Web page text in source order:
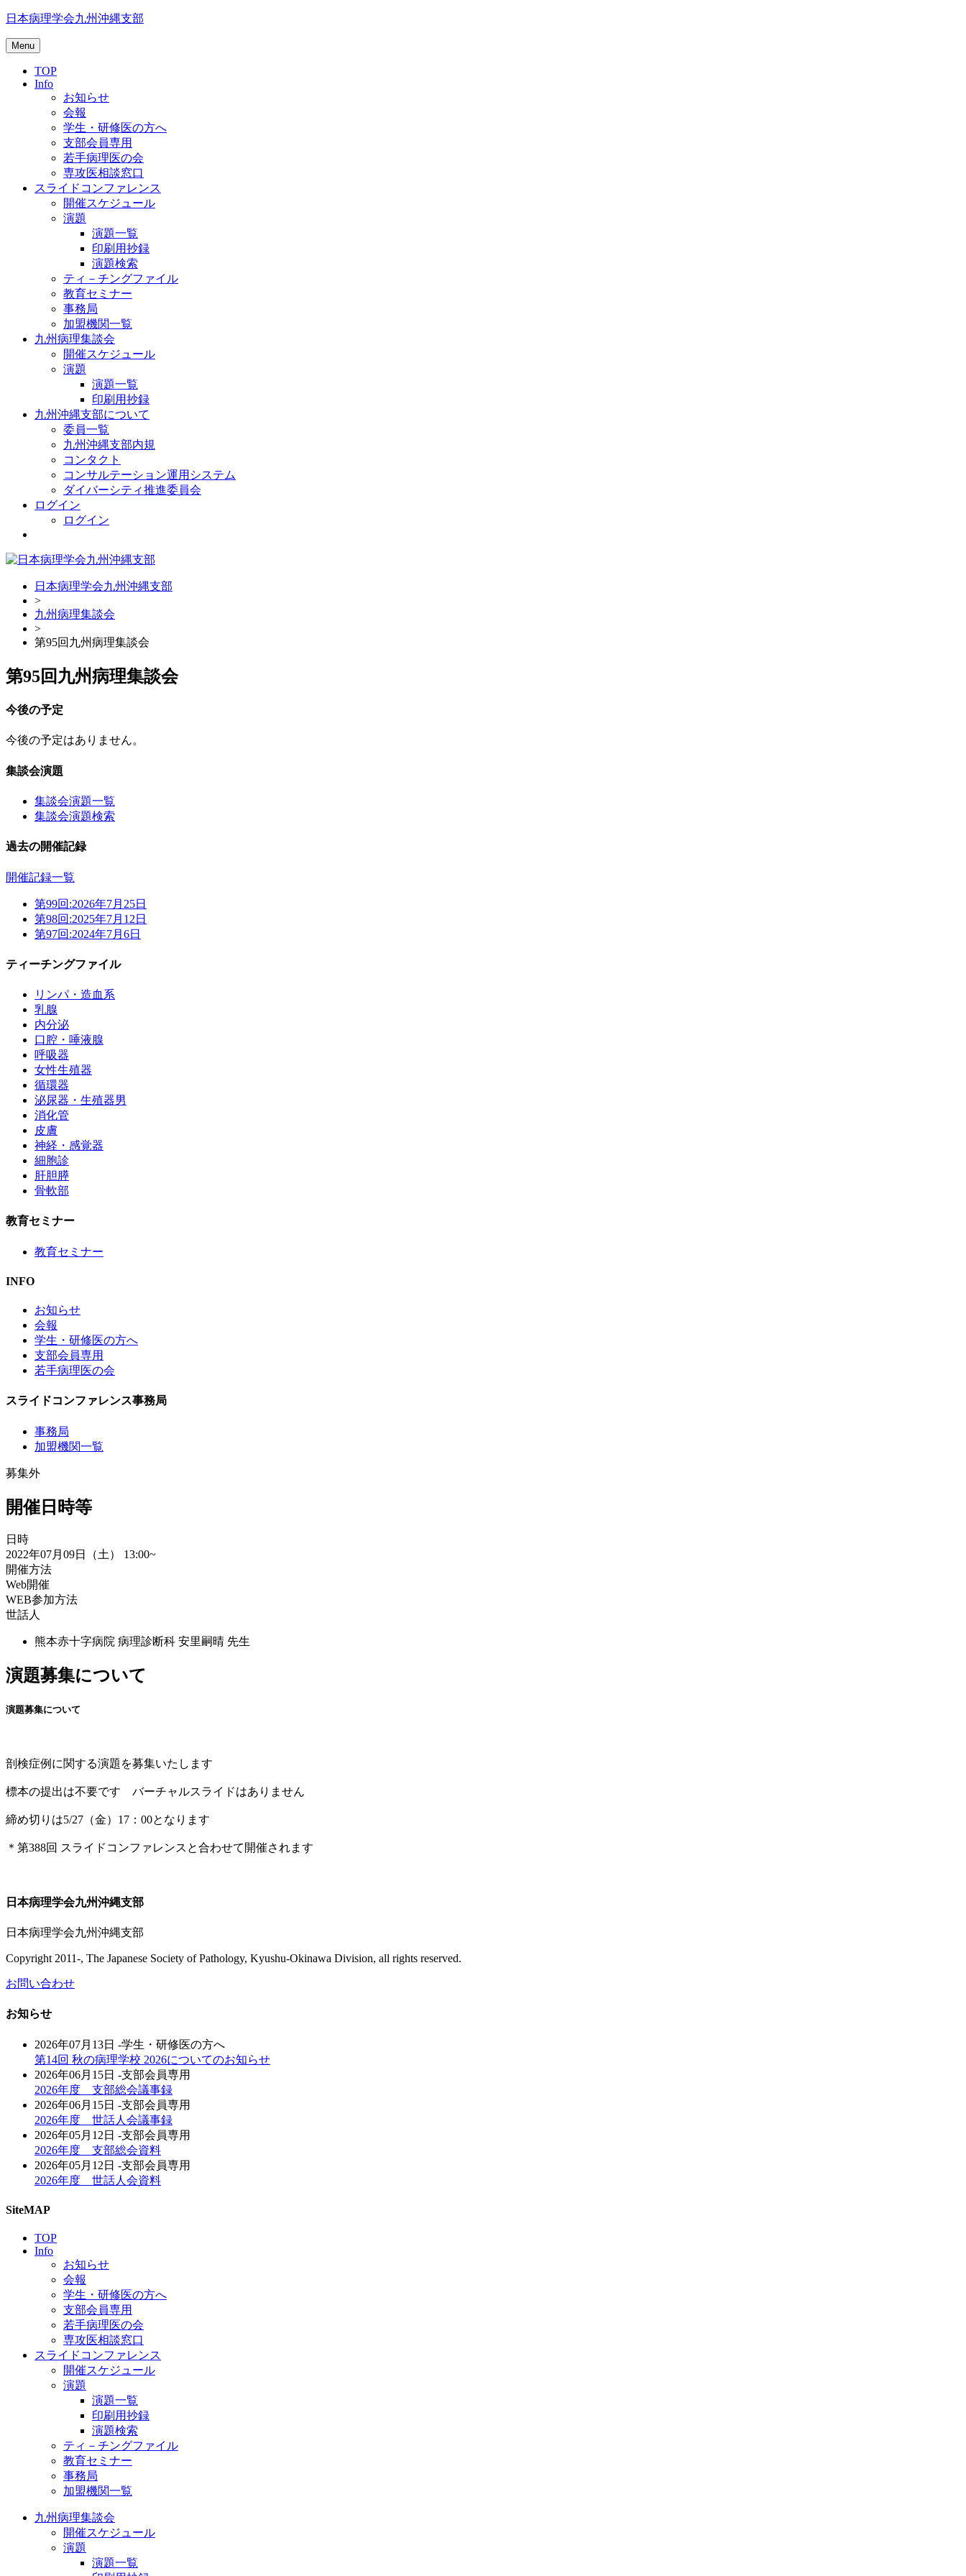
Skip
content
日本病理学会九州沖縄支部
Menu
TOP
Info
お知らせ
会報
学生・研修医の方へ
支部会員専用
若手病理医の会
専攻医相談窓口
スライドコンファレンス
開催スケジュール
演題
演題一覧
印刷用抄録
演題検索
ティ－チングファイル
教育セミナー
事務局
加盟機関一覧
九州病理集談会
開催スケジュール
演題
演題一覧
印刷用抄録
九州沖縄支部について
委員一覧
九州沖縄支部内規
コンタクト
コンサルテーション運用システム
ダイバーシティ推進委員会
ログイン
ログイン
日本病理学会九州沖縄支部
>
九州病理集談会
>
第95回九州病理集談会
第95回九州病理集談会
今後の予定
今後の予定はありません。
集談会演題
集談会演題一覧
集談会演題検索
過去の開催記録
開催記録一覧
第99回:2026年7月25日
第98回:2025年7月12日
第97回:2024年7月6日
ティーチングファイル
リンパ・造血系
乳腺
内分泌
口腔・唾液腺
呼吸器
女性生殖器
循環器
泌尿器・生殖器男
消化管
皮膚
神経・感覚器
細胞診
肝胆膵
骨軟部
教育セミナー
教育セミナー
INFO
お知らせ
会報
学生・研修医の方へ
支部会員専用
若手病理医の会
スライドコンファレンス事務局
事務局
加盟機関一覧
募集外
開催日時等
日時
2022年07月09日（土）
13:00~
開催方法
Web開催
WEB参加方法
世話人
熊本赤十字病院 病理診断科 安里嗣晴 先生
演題募集について
演題募集について
剖検症例に関する演題を募集いたします
標本の提出は不要です バーチャルスライドはありません
締め切りは5/27（金）17：00となります
＊第388回 スライドコンファレンスと合わせて開催されます
日本病理学会九州沖縄支部
日本病理学会九州沖縄支部
Copyright 2011-, The Japanese Society of Pathology, Kyushu-Okinawa Division, all rights reserved.
お問い合わせ
お知らせ
2026年07月13日 -学生・研修医の方へ
第14回 秋の病理学校 2026についてのお知らせ
2026年06月15日 -支部会員専用
2026年度 支部総会議事録
2026年06月15日 -支部会員専用
2026年度 世話人会議事録
2026年05月12日 -支部会員専用
2026年度 支部総会資料
2026年05月12日 -支部会員専用
2026年度 世話人会資料
SiteMAP
TOP
Info
お知らせ
会報
学生・研修医の方へ
支部会員専用
若手病理医の会
専攻医相談窓口
スライドコンファレンス
開催スケジュール
演題
演題一覧
印刷用抄録
演題検索
ティ－チングファイル
教育セミナー
事務局
加盟機関一覧
九州病理集談会
開催スケジュール
演題
演題一覧